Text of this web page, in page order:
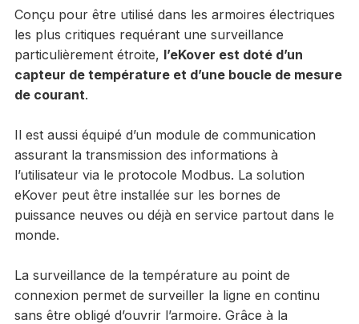
Conçu pour être utilisé dans les armoires électriques
les plus critiques requérant une surveillance
particulièrement étroite, l’eKover est doté d’un
capteur de température et d’une boucle de mesure
de courant.
Il est aussi équipé d’un module de communication
assurant la transmission des informations à
l’utilisateur via le protocole Modbus. La solution
eKover peut être installée sur les bornes de
puissance neuves ou déjà en service partout dans le
monde.
La surveillance de la température au point de
connexion permet de surveiller la ligne en continu
sans être obligé d’ouvrir l’armoire. Grâce à la